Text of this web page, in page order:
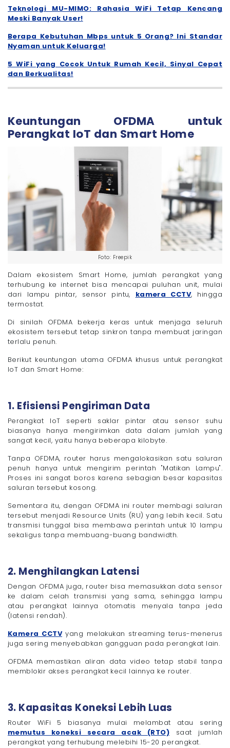
Teknologi MU-MIMO: Rahasia WiFi Tetap Kencang
Meski Banyak User!
Berapa Kebutuhan Mbps untuk 5 Orang? Ini Standar
Nyaman untuk Keluarga!
5 WiFi yang Cocok Untuk Rumah Kecil, Sinyal Cepat
dan Berkualitas!
Keuntungan OFDMA untuk
Perangkat IoT dan Smart Home
Foto: Freepik
Dalam ekosistem Smart Home, jumlah perangkat yang
terhubung ke internet bisa mencapai puluhan unit, mulai
dari lampu pintar, sensor pintu, kamera CCTV, hingga
termostat.
Di sinilah OFDMA bekerja keras untuk menjaga seluruh
ekosistem tersebut tetap sinkron tanpa membuat jaringan
terlalu penuh.
Berikut keuntungan utama OFDMA khusus untuk perangkat
IoT dan Smart Home:
1. Efisiensi Pengiriman Data
Perangkat IoT seperti saklar pintar atau sensor suhu
biasanya hanya mengirimkan data dalam jumlah yang
sangat kecil, yaitu hanya beberapa kilobyte.
Tanpa OFDMA, router harus mengalokasikan satu saluran
penuh hanya untuk mengirim perintah "Matikan Lampu".
Proses ini sangat boros karena sebagian besar kapasitas
saluran tersebut kosong.
Sementara itu, dengan OFDMA ini router membagi saluran
tersebut menjadi Resource Units (RU) yang lebih kecil. Satu
transmisi tunggal bisa membawa perintah untuk 10 lampu
sekaligus tanpa membuang-buang bandwidth.
2. Menghilangkan Latensi
Dengan OFDMA juga, router bisa memasukkan data sensor
ke dalam celah transmisi yang sama, sehingga lampu
atau perangkat lainnya otomatis menyala tanpa jeda
(latensi rendah).
Kamera CCTVyang melakukan streaming terus-menerus
juga sering menyebabkan gangguan pada perangkat lain.
OFDMA memastikan aliran data video tetap stabil tanpa
memblokir akses perangkat kecil lainnya ke router.
3. Kapasitas Koneksi Lebih Luas
Router WiFi 5 biasanya mulai melambat atau sering
memutus koneksi secara acak (RTO) saat jumlah
perangkat yang terhubung melebihi 15-20 perangkat.